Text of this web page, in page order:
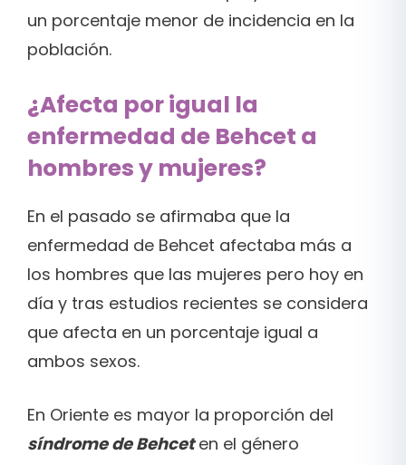
un porcentaje menor de incidencia en la
población.
¿Afecta por igual la
enfermedad de Behcet a
hombres y mujeres?
En el pasado se afirmaba que la
enfermedad de Behcet afectaba más a
los hombres que las mujeres pero hoy en
día y tras estudios recientes se considera
que afecta en un porcentaje igual a
ambos sexos.
En Oriente es mayor la proporción del
síndrome de Behceten el género